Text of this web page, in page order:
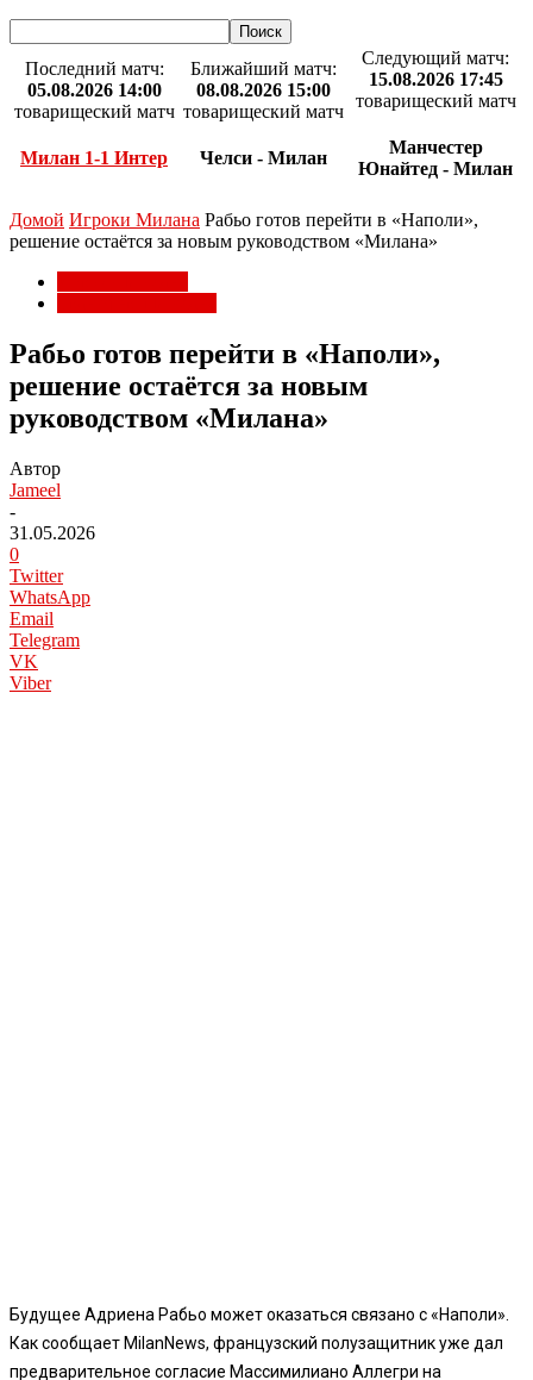
Последний матч:
05.08.2026 14:00
товарищеский матч
Милан 1-1 Интер
Ближайший матч:
08.08.2026 15:00
товарищеский матч
Челси - Милан
Следующий матч:
15.08.2026 17:45
товарищеский матч
Манчестер
Юнайтед - Милан
Домой Игроки Милана Рабьо готов перейти в «Наполи»,
решение остаётся за новым руководством «Милана»
Рабьо готов перейти в «Наполи»,
решение остаётся за новым
руководством «Милана»
Автор
Jameel
-
31.05.2026
0
Twitter
WhatsApp
Email
Telegram
VK
Viber
Будущее Адриена Рабьо может оказаться связано с «Наполи».
Как сообщает MilanNews, французский полузащитник уже дал
предварительное согласие Массимилиано Аллегри на